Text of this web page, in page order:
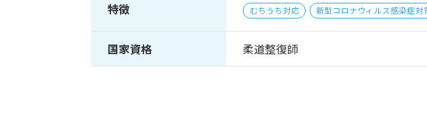
特徴 むちうち対応 新型コロナウィルス感染症対
国家資格 柔道整復師